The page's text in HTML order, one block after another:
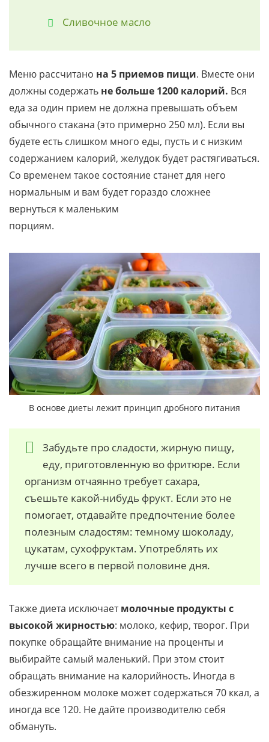
Сливочное масло
Меню рассчитано на 5 приемов пищи. Вместе они
должны содержать не больше 1200 калорий. Вся
еда за один прием не должна превышать объем
обычного стакана (это примерно 250 мл). Если вы
будете есть слишком много еды, пусть и с низким
содержанием калорий, желудок будет растягиваться.
Со временем такое состояние станет для него
нормальным и вам будет гораздо сложнее
вернуться к маленьким
порциям.
В основе диеты лежит принцип дробного питания
Забудьте про сладости, жирную пищу,
еду, приготовленную во фритюре. Если
организм отчаянно требует сахара,
съешьте какой-нибудь фрукт. Если это не
помогает, отдавайте предпочтение более
полезным сладостям: темному шоколаду,
цукатам, сухофруктам. Употреблять их
лучше всего в первой половине дня.
Также диета исключаетмолочные продукты с
высокой жирностью: молоко, кефир, творог. При
покупке обращайте внимание на проценты и
выбирайте самый маленький. При этом стоит
обращать внимание на калорийность. Иногда в
обезжиренном молоке может содержаться 70 ккал, а
иногда все 120. Не дайте производителю себя
обмануть.